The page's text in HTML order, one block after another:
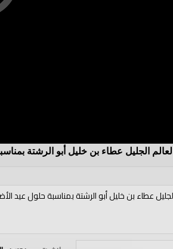
الجليل عطاء بن خليل أبو الرشتة بمناسبة
عطاء بن خليل أبو الرشتة بمناسبة حلول عيد الأضحى